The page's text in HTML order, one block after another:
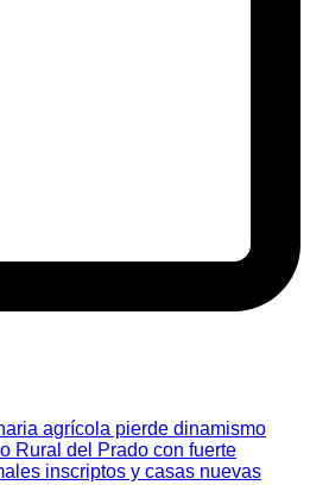
agrícola pierde dinamismo
Rural del Prado con fuerte
inscriptos y casas nuevas